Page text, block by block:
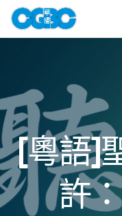
[粵語]
許